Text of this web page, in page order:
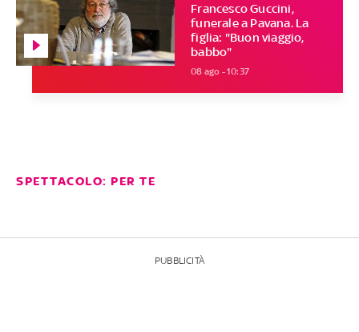
Francesco Guccini,
funerale a Pavana. La
figlia: "Buon viaggio,
babbo"
08 ago - 10:37
SPETTACOLO: PER TE
PUBBLICITÀ